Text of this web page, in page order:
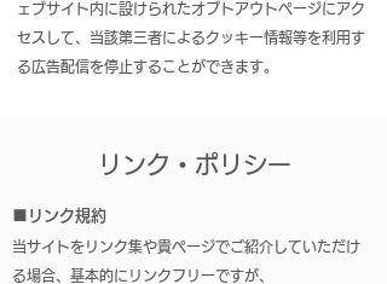
ェブサイト内に設けられたオプトアウトページにアク
セスして、当該第三者によるクッキー情報等を利用す
る広告配信を停止することができます。
リンク・ポリシー
■リンク規約
当サイトをリンク集や貴ページでご紹介していただけ
る場合、基本的にリンクフリーですが、